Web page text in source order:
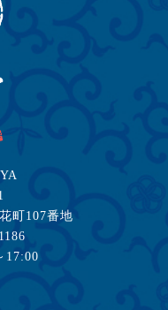
町107番地
17:00